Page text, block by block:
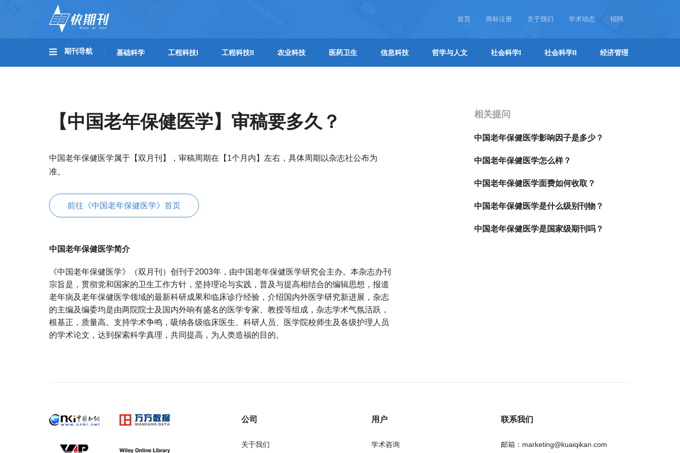
首页 商标注册 关于我们 学术动态 招聘
期刊导航 基础科学 工程科技I 工程科技II 农业科技 医药卫生 信息科技 哲学与人文 社会科学I 社会科学II 经济管理
【中国老年保健医学】审稿要多久？
中国老年保健医学属于【双月刊】，审稿周期在【1个月内】左右，具体周期以杂志社公布为
准。
前往《中国老年保健医学》首页
中国老年保健医学简介
《中国老年保健医学》（双月刊）创刊于2003年，由中国老年保健医学研究会主办。本杂志办刊
宗旨是，贯彻党和国家的卫生工作方针，坚持理论与实践，普及与提高相结合的编辑思想，报道
老年病及老年保健医学领域的最新科研成果和临床诊疗经验，介绍国内外医学研究新进展，杂志
的主编及编委均是由两院院士及国内外响有盛名的医学专家、教授等组成，杂志学术气氛活跃，
根基正，质量高。支持学术争鸣，吸纳各级临床医生、科研人员、医学院校师生及各级护理人员
的学术论文，达到探索科学真理，共同提高，为人类造福的目的。
相关提问
中国老年保健医学影响因子是多少？
中国老年保健医学怎么样？
中国老年保健医学面费如何收取？
中国老年保健医学是什么级别刊物？
中国老年保健医学是国家级期刊吗？
公司
关于我们
用户
学术咨询
联系我们
邮箱：marketing@kuaiqikan.com